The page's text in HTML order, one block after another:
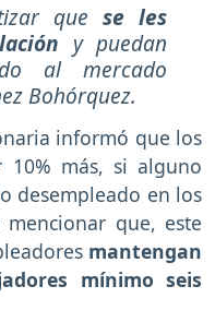
que se les
y puedan
al mercado
Bohórquez.
informó que los
10% más, si alguno
desempleado en los
que, este
mantengan
mínimo seis